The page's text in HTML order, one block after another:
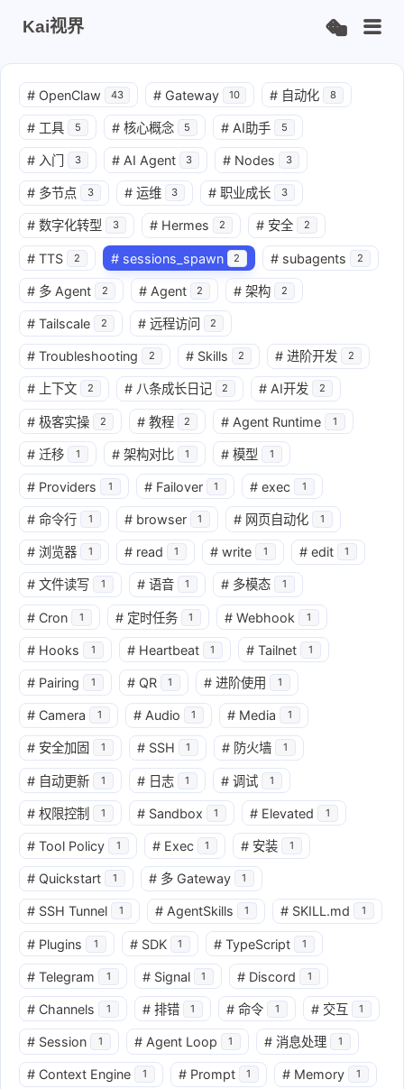
Kai视界
# OpenClaw 43 # Gateway 10 # 自动化 8
# 工具 5 # 核心概念 5 # AI助手 5
# 入门 3 # AI Agent 3 # Nodes 3
# 多节点 3 # 运维 3 # 职业成长 3
# 数字化转型 3 # Hermes 2 # 安全 2
# TTS 2 # sessions_spawn 2 # subagents 2
# 多 Agent 2 # Agent 2 # 架构 2
# Tailscale 2 # 远程访问 2
# Troubleshooting 2 # Skills 2 # 进阶开发 2
# 上下文 2 # 八条成长日记 2 # AI开发 2
# 极客实操 2 # 教程 2 # Agent Runtime 1
# 迁移 1 # 架构对比 1 # 模型 1
# Providers 1 # Failover 1 # exec 1
# 命令行 1 # browser 1 # 网页自动化 1
# 浏览器 1 # read 1 # write 1 # edit 1
# 文件读写 1 # 语音 1 # 多模态 1
# Cron 1 # 定时任务 1 # Webhook 1
# Hooks 1 # Heartbeat 1 # Tailnet 1
# Pairing 1 # QR 1 # 进阶使用 1
# Camera 1 # Audio 1 # Media 1
# 安全加固 1 # SSH 1 # 防火墙 1
# 自动更新 1 # 日志 1 # 调试 1
# 权限控制 1 # Sandbox 1 # Elevated 1
# Tool Policy 1 # Exec 1 # 安装 1
# Quickstart 1 # 多 Gateway 1
# SSH Tunnel 1 # AgentSkills 1 # SKILL.md 1
# Plugins 1 # SDK 1 # TypeScript 1
# Telegram 1 # Signal 1 # Discord 1
# Channels 1 # 排错 1 # 命令 1 # 交互 1
# Session 1 # Agent Loop 1 # 消息处理 1
# Context Engine 1 # Prompt 1 # Memory 1